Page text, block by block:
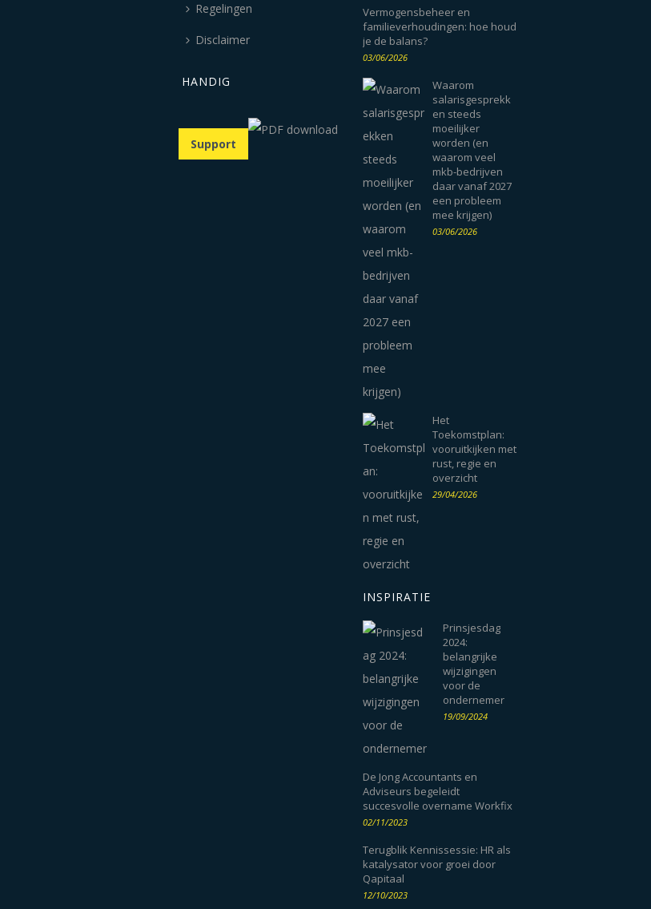
Regelingen
Disclaimer
HANDIG
Support
Vermogensbeheer en
familieverhoudingen: hoe houd
je de balans?
03/06/2026
Waarom
salarisgesprekk
en steeds
moeilijker
worden (en
waarom veel
mkb-bedrijven
daar vanaf 2027
een probleem
mee krijgen)
03/06/2026
Het
Toekomstplan:
vooruitkijken met
rust, regie en
overzicht
29/04/2026
INSPIRATIE
Prinsjesdag
2024:
belangrijke
wijzigingen
voor de
ondernemer
19/09/2024
De Jong Accountants en
Adviseurs begeleidt
succesvolle overname Workfix
02/11/2023
Terugblik Kennissessie: HR als
katalysator voor groei door
Qapitaal
12/10/2023